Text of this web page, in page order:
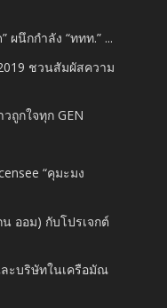
ผนึกกำลัง “ททท.” ...
ชวนสัมผัสความ
ถูกใจทุก GEN
“คุมะมง
ออม) กับโปรเจกต์
ะบริษัทในเครือมัณ